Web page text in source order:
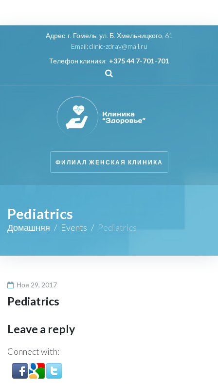
Адрес: г. Гомель, ул. Б. Хмельницкого, 61
Email:clinic-zdrav@mail.ru
Телефон клиники: +375 44 7-701-701
ФИЛИАЛ ЖЕНСКАЯ КЛИНИКА
Pediatrics
Домашняя / Events / Pediatrics
Ноя 29, 2017
Pediatrics
Leave a reply
Connect with: